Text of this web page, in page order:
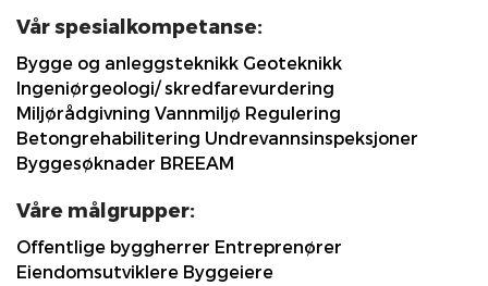
Vår spesialkompetanse:
Bygge og anleggsteknikk Geoteknikk
Ingeniørgeologi/ skredfarevurdering
Miljørådgivning Vannmiljø Regulering
Betongrehabilitering Undrevannsinspeksjoner
Byggesøknader BREEAM
Våre målgrupper:
Offentlige byggherrer Entreprenører
Eiendomsutviklere Byggeiere